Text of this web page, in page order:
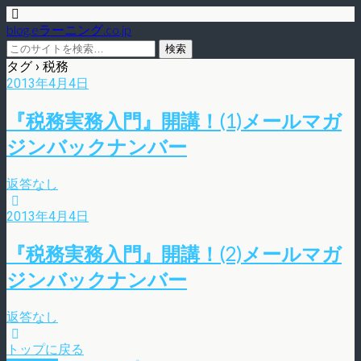
blog.eラーニング.co.jp
タグ › 税務
2013年4月4日
『税務実務入門』開講！(1)メールマガ
ジンバックナンバー
返答なし
2013年4月4日
『税務実務入門』開講！(2)メールマガ
ジンバックナンバー
返答なし
トップに戻る